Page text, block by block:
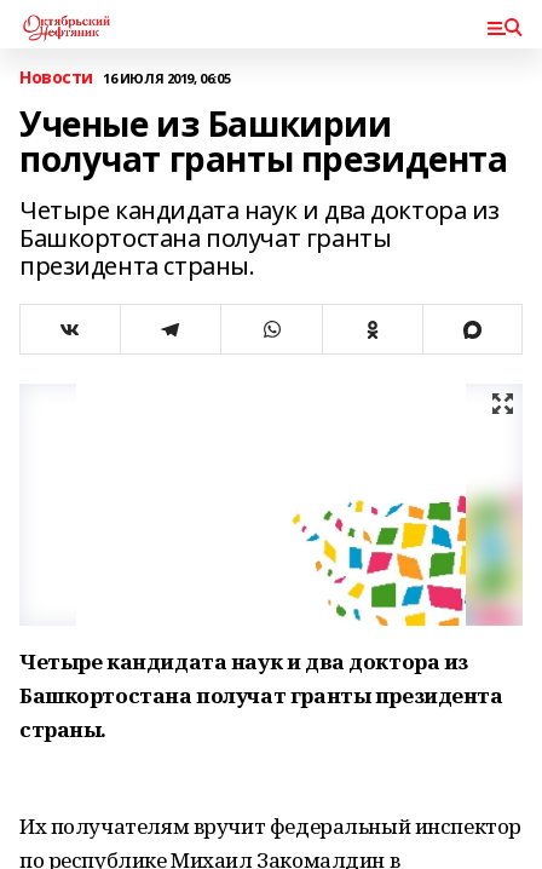
Новости 16 ИЮЛЯ 2019, 06:05
Ученые из Башкирии
получат гранты президента
Четыре кандидата наук и два доктора из
Башкортостана получат гранты
президента страны.
Четыре кандидата наук и два доктора из
Башкортостана получат гранты президента
страны.
Их получателям вручит федеральный инспектор
по республике Михаил Закомалдин в